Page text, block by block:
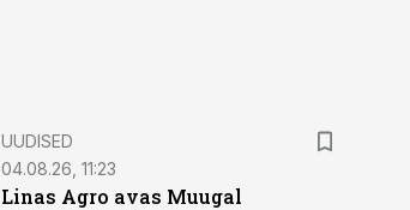
UUDISED
04.08.26, 11:23
Linas Agro avas Muugal